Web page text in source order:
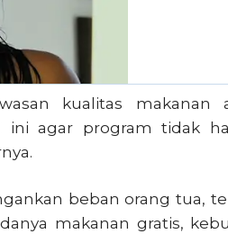
kualitas makanan
ini agar program tidak
beban orang tua,
makanan gratis,